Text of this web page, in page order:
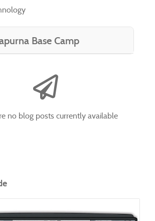
Base Camp
no blog posts currently available